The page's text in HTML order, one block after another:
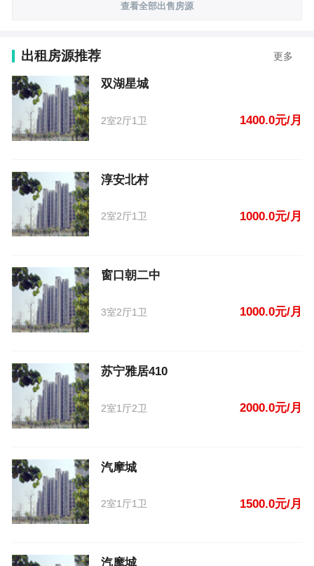
查看全部出售房源
出租房源推荐 更多
双湖星城
2室2厅1卫 1400.0元/月
淳安北村
2室2厅1卫 1000.0元/月
窗口朝二中
3室2厅1卫 1000.0元/月
苏宁雅居410
2室1厅2卫 2000.0元/月
汽摩城
2室1厅1卫 1500.0元/月
汽摩城